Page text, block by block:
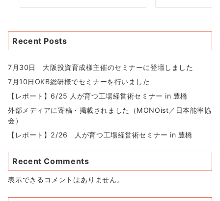
Recent Posts
7月30日 大阪投資育成様主催のセミナーに登壇しました
7月10日OKB総研様でセミナーを行いました
【レポート】6/25 人が育つ工場経営術セミナー in 豊橋
外部メディアに寄稿・掲載されました（MONOist／日本能率協
会）
【レポート】2/26 人が育つ工場経営術セミナー in 豊橋
Recent Comments
表示できるコメントはありません。